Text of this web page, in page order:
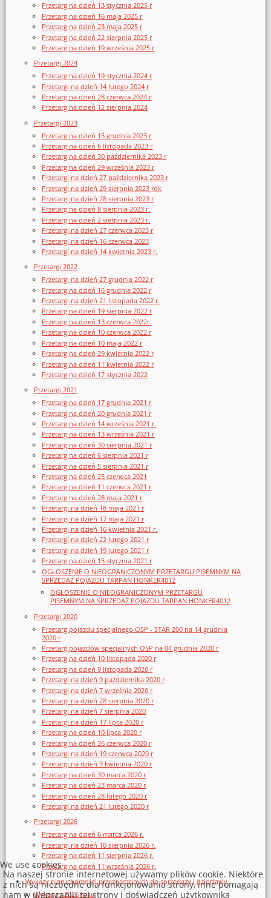
Przetarg na dzień 13 stycznia 2025 r
Przetarg na dzień 16 maja 2025 r
Przetarg na dzień 23 maja 2025 r
Przetarg na dzień 22 sierpnia 2025 r
Przetarg na dzień 19 września 2025 r
Przetargi 2024
Przetarg na dzień 19 stycznia 2024 r
Przetargi na dzień 14 lutego 2024 r
Przetarg na dzień 28 czerwca 2024 r
Przetarg na dzień 12 sierpnia 2024
Przetargi 2023
Przetarg na dzień 15 grudnia 2023 r
Przetarg na dzień 6 listopada 2023 r
Przetarg na dzień 30 października 2023 r
Przetarg na dzień 29 września 2023 r
Przetargi na dzień 27 października 2023 r
Przetargi na dzień 29 sierpnia 2023 rok
Przetargi na dzień 28 sierpnia 2023 r
Przetarg na dzień 8 sierpnia 2023 r.
Przetarg na dzień 2 sierpnia 2023 r.
Przetargi na dzień 27 czerwca 2023 r
Przetargi na dzień 16 czerwca 2023
Przetargi na dzień 14 kwietnia 2023 r.
Przetargi 2022
Przetargi na dzień 27 grudnia 2022 r
Przetarg na dzień 16 grudnia 2022 r
Przetargi na dzień 21 listopada 2022 r.
Przetarg na dzień 19 sierpnia 2022 r
Przetarg na dzień 13 czerwca 2022r.
Przetarg na dzień 10 czerwca 2022 r
Przetarg na dzień 10 maja 2022 r
Przetarg na dzień 29 kwietnia 2022 r
Przetarg na dzień 11 kwietnia 2022 r
Przetarg na dzień 17 stycznia 2022
Przetargi 2021
Przetarg na dzień 17 grudnia 2021 r
Przetarg na dzień 20 grudnia 2021 r
Przetarg na dzień 14 września 2021 r.
Przetarg na dzień 13 września 2021 r
Przetarg na dzień 30 sierpnia 2021 r
Przetarg na dzień 6 sierpnia 2021 r
Przetarg na dzień 5 sierpnia 2021 r
Przetarg na dzień 25 czerwca 2021
Przetarg na dzień 11 czerwca 2021 r
Przetarg na dzień 28 maja 2021 r
Przetargi na dzień 18 maja 2021 r
Przetargi na dzień 17 maja 2021 r
Przetargi na dzień 16 kwietnia 2021 r.
Przetargi na dzień 22 lutego 2021 r
Przetargi na dzień 19 lutego 2021 r
Przetarg na dzień 15 stycznia 2021 r
OGŁOSZENIE O NIEOGRANICZONYM PRZETARGU PISEMNYM NA
SPRZEDAŻ POJAZDU TARPAN HONKER4012
OGŁOSZENIE O NIEOGRANICZONYM PRZETARGU
PISEMNYM NA SPRZEDAŻ POJAZDU TARPAN HONKER4012
Przetargi 2020
Przetarg pojazdu specjalnego OSP - STAR 200 na 14 grudnia
2020 r
Przetarg pojazdów specjalnych OSP na 04 grudnia 2020 r
Przetarg na dzień 10 listopada 2020 r
Przetarg na dzień 9 listopada 2020 r
Przetargi na dzień 9 października 2020 r
Przetargi na dzień 7 września 2020 r
Przetargi na dzień 28 sierpnia 2020 r
Przetargi na dzień 7 sierpnia 2020
Przetargi na dzień 17 lipca 2020 r
Przetarg na dzień 10 lipca 2020 r
Przetarg na dzień 26 czerwca 2020 r
Przetargi na dzień 19 czerwca 2020 r
Przetargi na dzień 3 kwietnia 2020 r
Przetarg na dzień 30 marca 2020 r
Przetarg na dzień 23 marca 2020 r
Przetarg na dzień 28 lutego 2020 r
Przetargi na dzień 21 lutego 2020 r
Przetargi 2026
Przetarg na dzień 6 marca 2026 r.
Przetargi na dzień 10 sierpnia 2026 r.
Przetarg na dzień 11 sierpnia 2026 r.
Przetarg na dzień 11 września 2026 r.
Wykazy nieruchomości przeznaczonych do sprzedaży i dzierżawy
Wykazy z 2026 roku
We use cookies
Na naszej stronie internetowej używamy plików cookie. Niektóre
z nich są niezbędne dla funkcjonowania strony, inne pomagają
nam w ulepszaniu tej strony i doświadczeń użytkownika